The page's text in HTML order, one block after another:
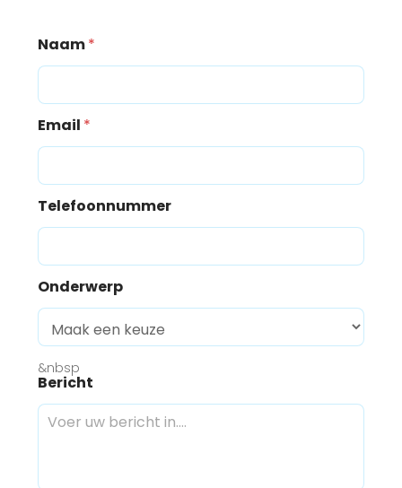
Naam*
Email *
Telefoonnummer
Onderwerp
&nbsp
Bericht